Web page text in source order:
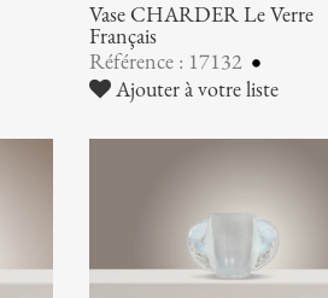
Vase CHARDER Le Verre
Français
Référence : 17132
Ajouter à votre liste